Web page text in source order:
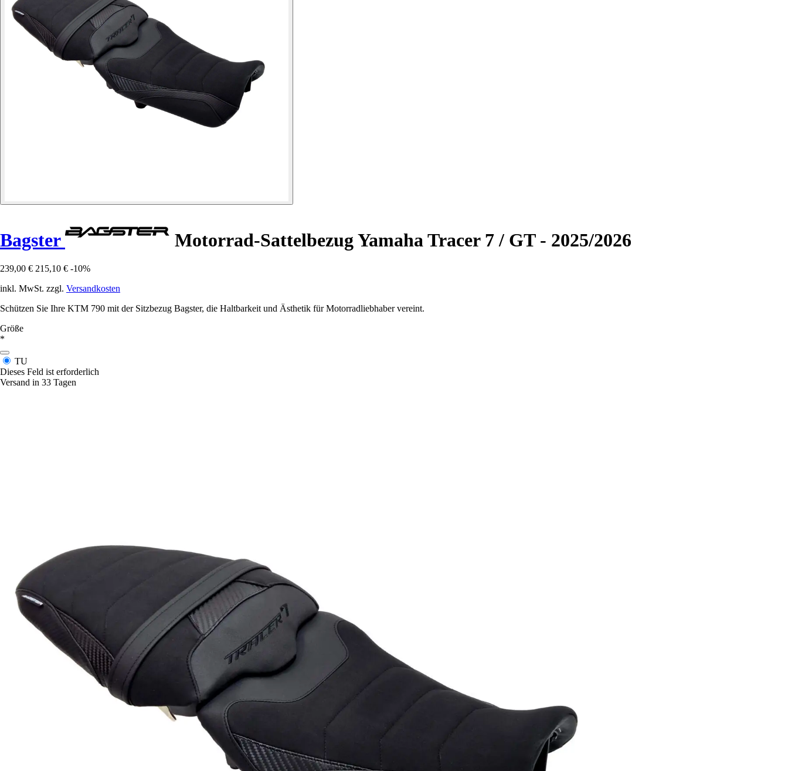
Bagster Motorrad-Sattelbezug Yamaha Tracer 7 / GT - 2025/2026
239,00 € 215,10 € -10%
inkl. MwSt. zzgl. Versandkosten
Schützen Sie Ihre KTM 790 mit der Sitzbezug Bagster, die Haltbarkeit und Ästhetik für Motorradliebhaber vereint.
Größe
*
TU
Dieses Feld ist erforderlich
Versand in 33 Tagen